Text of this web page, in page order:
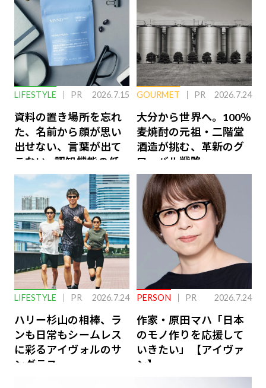
LIFESTYLE PR 2026.7.15
資料の置き場所を忘れ
た、名前から顔が思い
出せない、言葉が出て
こない…認知機能の低
下を救う、脳のインナ
ーケアとは
GOURMET PR 2026.7.24
大分から世界へ。100％
麦焼酎の元祖・二階堂
酒造が挑む、革新のグ
ローバル戦略
LIFESTYLE PR 2026.7.24
ハリー杉山の相棒、ラ
ンも日常もシームレス
に彩るアイヴォルのサ
ングラス
PERSON PR 2026.7.24
作家・原田マハ「日本
のモノ作りを応援して
いきたい」【アイヴァ
ン】